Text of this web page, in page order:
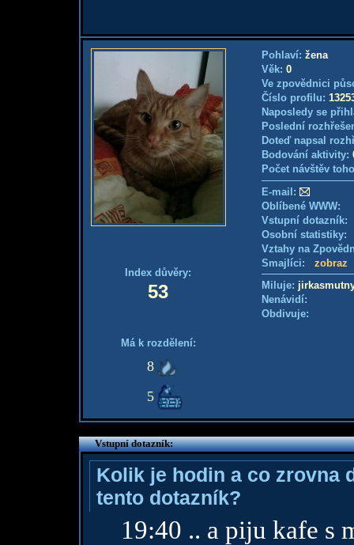
Index důvěry:
53
Má k rozdělení:
8
5
Pohlaví: žena
Věk: 0
Ve zpovědnici
Číslo profilu:
Naposledy se
Poslední
Doteď napsal
Bodování aktivity:
Počet návštěv
E-mail:
Oblíbené WWW:
Vstupní
Osobní
Vztahy na
Smajlíci: zobraz
Miluje:
Nenávidí:
Obdivuje:
Vstupní dotazník:
Kolik je hodin a co zrovna
tento dotazník?
19:40 .. a piju kafe s